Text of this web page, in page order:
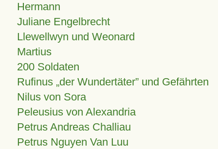
Hermann
Juliane Engelbrecht
Llewellwyn und Weonard
Martius
200 Soldaten
Rufinus „der Wundertäter” und Gefährten
Nilus von Sora
Peleusius von Alexandria
Petrus Andreas Challiau
Petrus Nguyen Van Luu